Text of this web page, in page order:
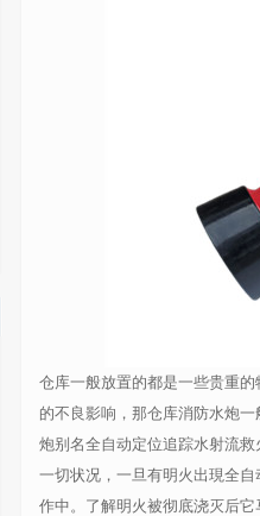
仓库一般放置的都是一些贵重
的不良影响，那仓库消防水炮
炮别名全自动定位追踪水射流
一切状况，一旦有明火出現全
作中。了解明火被彻底浇灭后它